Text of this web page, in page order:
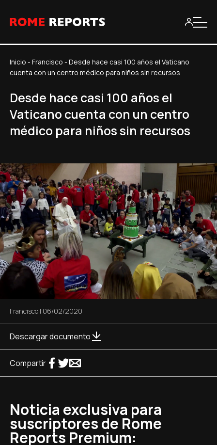
Inicio - Francisco - Desde hace casi 100 años el Vaticano
cuenta con un centro médico para niños sin recursos
Desde hace casi 100 años el
Vaticano cuenta con un centro
médico para niños sin recursos
Francisco | 06/02/2020
Descargar documento
Compartir
Noticia exclusiva para
suscriptores de Rome
Reports Premium: